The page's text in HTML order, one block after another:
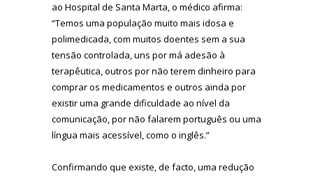
ao Hospital de Santa Marta, o médico afirma:
“Temos uma população muito mais idosa e
polimedicada, com muitos doentes sem a sua
tensão controlada, uns por má adesão à
terapêutica, outros por não terem dinheiro para
comprar os medicamentos e outros ainda por
existir uma grande dificuldade ao nível da
comunicação, por não falarem português ou uma
língua mais acessível, como o inglês.”
Confirmando que existe, de facto, uma redução